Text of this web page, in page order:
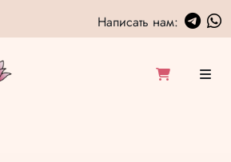
Написать нам: